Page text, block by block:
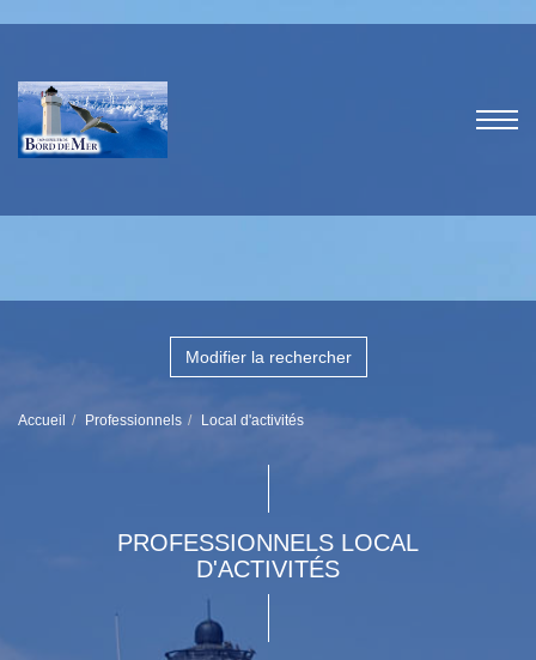
Modifier la rechercher
Accueil Professionnels Local d'activités
PROFESSIONNELS LOCAL
D'ACTIVITÉS